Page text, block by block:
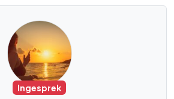
Ingesprek